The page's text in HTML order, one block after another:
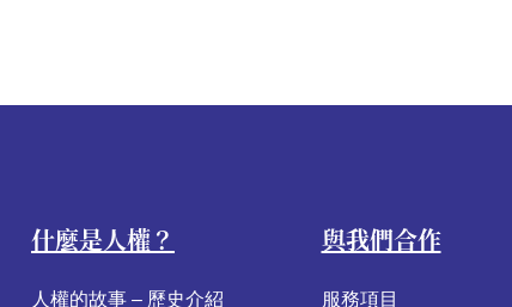
什麼是人權？
人權的故事 – 歷史介紹
與我們合作
服務項目